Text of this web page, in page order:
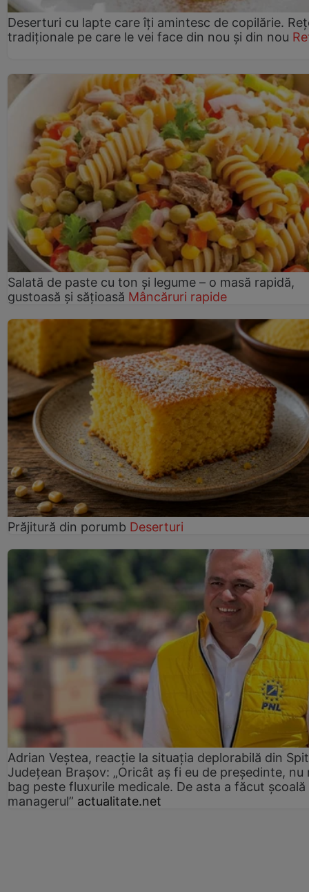
Deserturi cu lapte care îți amintesc de copilărie.
tradiționale pe care le vei face din nou și din nou
Salată de paste cu ton și legume – o masă rapidă,
gustoasă și sățioasă Mâncăruri rapide
Prăjitură din porumb Deserturi
Adrian Veștea, reacție la situația deplorabilă din
Județean Brașov: „Oricât aș fi eu de președinte, nu
bag peste fluxurile medicale. De asta a făcut școală
managerul” actualitate.net